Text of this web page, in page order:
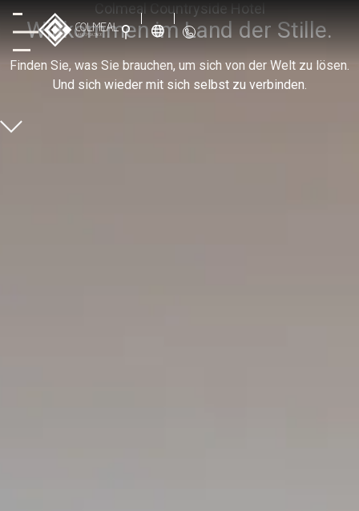
Colmeal Countryside Hotel
Willkommen im Land der Stille.
Finden Sie, was Sie brauchen, um sich von der Welt zu lösen.
Und sich wieder mit sich selbst zu verbinden.